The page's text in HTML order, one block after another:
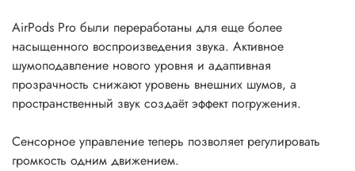
AirPods Pro были переработаны для еще более
насыщенного воспроизведения звука. Активное
шумоподавление нового уровня и адаптивная
прозрачность снижают уровень внешних шумов, а
пространственный звук создаёт эффект погружения.
Сенсорное управление теперь позволяет регулировать
громкость одним движением.